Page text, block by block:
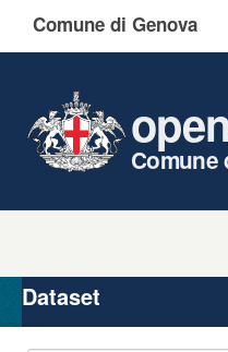
Comune di Genova
Comune
Organizzazioni
Gruppi
Dataset